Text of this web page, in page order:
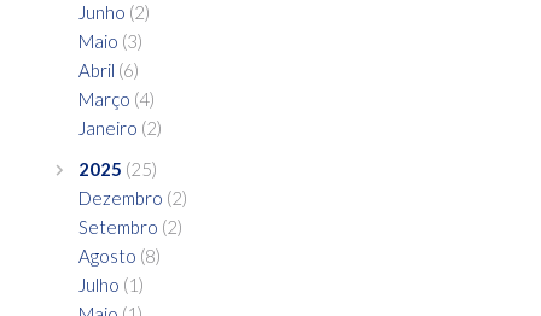
Junho (2)
Maio (3)
Abril (6)
Março (4)
Janeiro (2)
2025 (25)
Dezembro (2)
Setembro (2)
Agosto (8)
Julho (1)